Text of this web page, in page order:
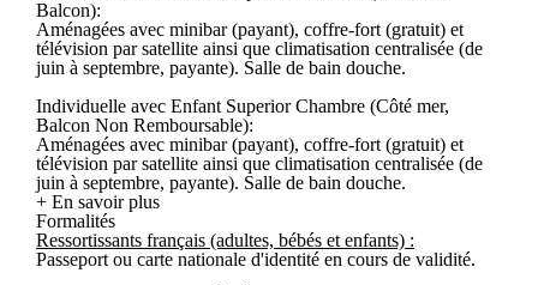
Balcon):
Aménagées avec minibar (payant), coffre-fort (gratuit) et
télévision par satellite ainsi que climatisation centralisée (de
juin à septembre, payante). Salle de bain douche.
Individuelle avec Enfant Superior Chambre (Côté mer,
Balcon Non Remboursable):
Aménagées avec minibar (payant), coffre-fort (gratuit) et
télévision par satellite ainsi que climatisation centralisée (de
juin à septembre, payante). Salle de bain douche.
+ En savoir plus
Formalités
Ressortissants français (adultes, bébés et enfants) :
Passeport ou carte nationale d'identité en cours de validité.